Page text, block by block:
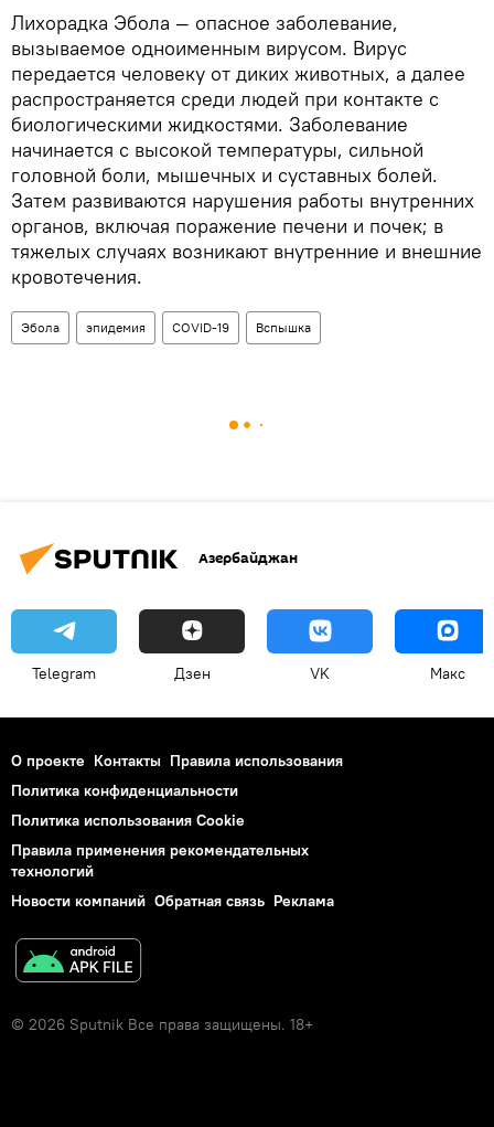
Лихорадка Эбола — опасное заболевание,
вызываемое одноименным вирусом. Вирус
передается человеку от диких животных, а далее
распространяется среди людей при контакте с
биологическими жидкостями. Заболевание
начинается с высокой температуры, сильной
головной боли, мышечных и суставных болей.
Затем развиваются нарушения работы внутренних
органов, включая поражение печени и почек; в
тяжелых случаях возникают внутренние и внешние
кровотечения.
Эбола эпидемия COVID-19 Вспышка
Азербайджан
Telegram Дзен VK Макс
О проекте Контакты Правила использования
Политика конфиденциальности
Политика использования Cookie
Правила применения рекомендательных
технологий
Новости компаний Обратная связь Реклама
© 2026 Sputnik Все права защищены. 18+